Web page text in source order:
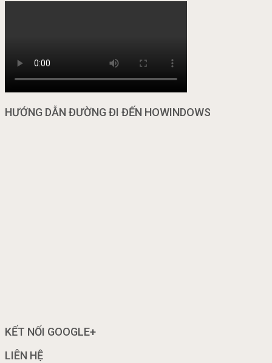
HƯỚNG DẪN ĐƯỜNG ĐI ĐẾN HOWINDOWS
KẾT NỐI GOOGLE+
LIÊN HỆ